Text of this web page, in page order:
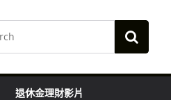
退休金理財影片